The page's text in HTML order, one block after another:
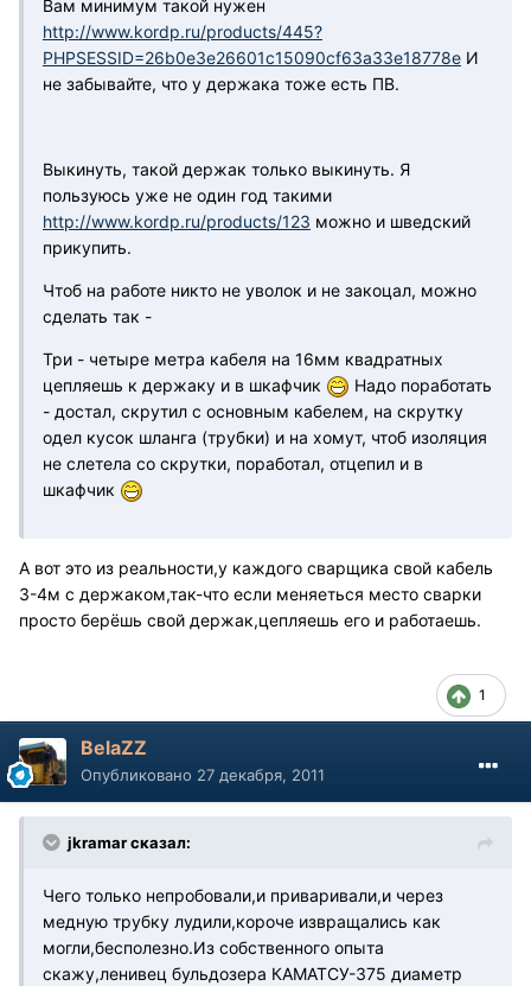
Вам минимум такой нужен
http://www.kordp.ru/products/445?
PHPSESSID=26b0e3e26601c15090cf63a33e18778e И
не забывайте, что у держака тоже есть ПВ.
Выкинуть, такой держак только выкинуть. Я
пользуюсь уже не один год такими
http://www.kordp.ru/products/123 можно и шведский
прикупить.
Чтоб на работе никто не уволок и не закоцал, можно
сделать так -
Три - четыре метра кабеля на 16мм квадратных
цепляешь к держаку и в шкафчик
Надо поработать
- достал, скрутил с основным кабелем, на скрутку
одел кусок шланга (трубки) и на хомут, чтоб изоляция
не слетела со скрутки, поработал, отцепил и в
шкафчик
А вот это из реальности,у каждого сварщика свой кабель
3-4м с держаком,так-что если меняеться место сварки
просто берёшь свой держак,цепляешь его и работаешь.
1
BelaZZ
Опубликовано 27 декабря, 2011
jkramar сказал:
Чего только непробовали,и приваривали,и через
медную трубку лудили,короче извращались как
могли,бесполезно.Из собственного опыта
скажу,ленивец бульдозера КАМАТСУ-375 диаметр